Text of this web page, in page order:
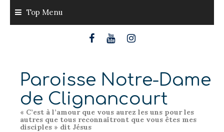
content
Top Menu
Paroisse Notre-Dame
de Clignancourt
« C’est à l’amour que vous aurez les uns pour les
autres que tous reconnaîtront que vous êtes mes
disciples » dit Jésus